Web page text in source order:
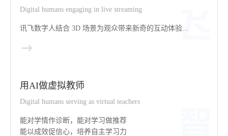
Digital humans engaging in live streaming
讯飞数字人结合 3D 场景为观众带来新奇的互动体验...
用AI做虚拟教师
Digital humans serving as virtual teachers
能对学情作诊断，能对学习做推荐
能以成效促信心，培养自主学习力